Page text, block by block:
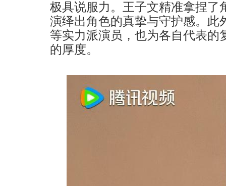
极具说服力。王子文精准拿捏了
演绎出角色的真挚与守护感。此
等实力派演员，也为各自代表的
的厚度。